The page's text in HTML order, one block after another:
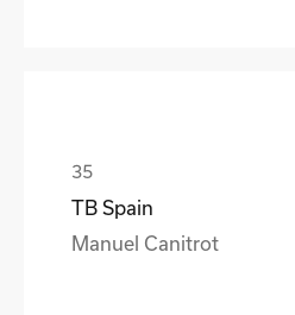
TB Spain
Manuel Canitrot